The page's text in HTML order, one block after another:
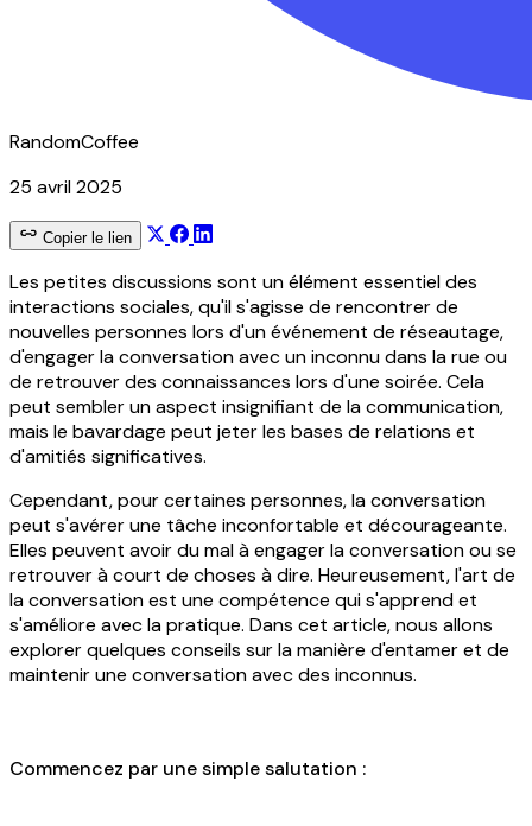
RandomCoffee
25 avril 2025
Copier le lien
Les petites discussions sont un élément essentiel des
interactions sociales, qu'il s'agisse de rencontrer de
nouvelles personnes lors d'un événement de réseautage,
d'engager la conversation avec un inconnu dans la rue ou
de retrouver des connaissances lors d'une soirée. Cela
peut sembler un aspect insignifiant de la communication,
mais le bavardage peut jeter les bases de relations et
d'amitiés significatives.
Cependant, pour certaines personnes, la conversation
peut s'avérer une tâche inconfortable et décourageante.
Elles peuvent avoir du mal à engager la conversation ou se
retrouver à court de choses à dire. Heureusement, l'art de
la conversation est une compétence qui s'apprend et
s'améliore avec la pratique. Dans cet article, nous allons
explorer quelques conseils sur la manière d'entamer et de
maintenir une conversation avec des inconnus.
Commencez par une simple salutation :